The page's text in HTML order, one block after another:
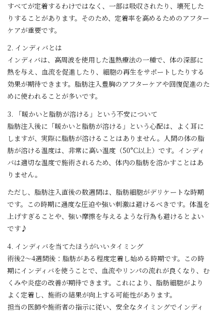
すべてが定着するわけではなく、一部は吸収されたり、壊死した
りすることがあります。そのため、定着率を高めるためのアフター
ケアが重要です。
2. インディバとは
インディバは、高周波を使用した温熱療法の一種で、体の深部に
熱を与え、血流を促進したり、細胞の再生をサポートしたりする
効果が期待できます。脂肪注入豊胸のアフターケアや回復促進のた
めに使われることが多いです。
3. 「暖かいと脂肪が溶ける」という不安について
脂肪注入後に「暖かいと脂肪が溶ける」という心配は、よく耳に
しますが、実際に脂肪が溶けることはありません。人間の体の脂
肪が溶ける温度は、非常に高い温度（50°C以上）です。インディ
バは適切な温度で施術されるため、体内の脂肪を溶かすことはあ
りません。
ただし、脂肪注入直後の数週間は、脂肪細胞がデリケートな時期
です。この時期に過度な圧迫や強い刺激は避けるべきです。体温を
上げすぎることや、強い摩擦を与えるような行為も避けるとよい
です♪
4. インディバを当てたほうがいいタイミング
術後2～4週間後：脂肪がある程度定着し始める時期です。この時
期にインディバを使うことで、血流やリンパの流れが良くなり、む
くみや炎症の改善が期待できます。これにより、脂肪細胞がより
よく定着し、施術の結果が向上する可能性があります。
担当の医師や施術者の指示に従い、安全なタイミングでインディ